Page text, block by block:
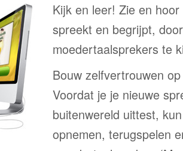
Kijk en leer! Zie en
spreekt en begrijpt,
moedertaalsprekers te
Bouw zelfvertrouwen
Voordat je je nieuwe
buitenwereld uittest,
opnemen, terugspelen